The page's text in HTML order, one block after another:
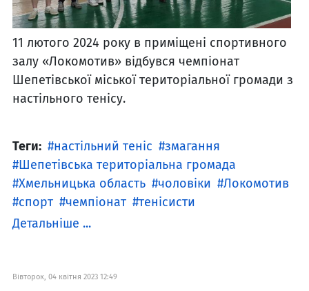
11 лютого 2024 року в приміщені спортивного
залу «Локомотив» відбувся чемпіонат
Шепетівської міської територіальної громади з
настільного тенісу.
Теги: настільний теніс
змагання
Шепетівська територіальна громада
Хмельницька область
чоловіки
Локомотив
спорт
чемпіонат
тенісисти
Детальніше ...
Вівторок, 04 квітня 2023 12:49